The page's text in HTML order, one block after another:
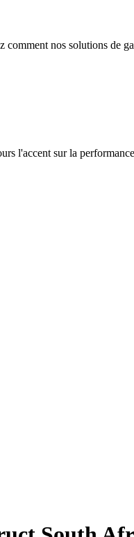
nos solutions de
sur la